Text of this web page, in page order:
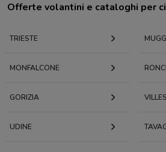
Offerte volantini e cataloghi per
TRIESTE
MONFALCONE
GORIZIA
UDINE